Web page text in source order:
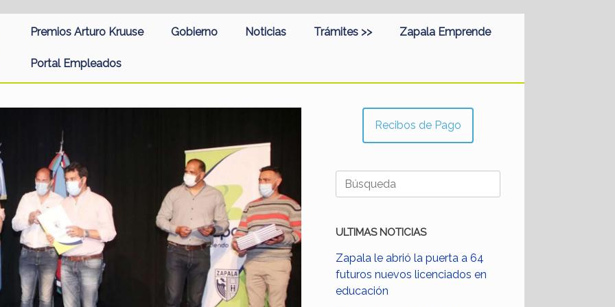
Premios Arturo Kruuse Gobierno Noticias Trámites >> Zapala Emprende
Portal Empleados
Recibos de Pago
Buscar:
ULTIMAS NOTICIAS
Zapala le abrió la puerta a 64
futuros nuevos licenciados en
educación